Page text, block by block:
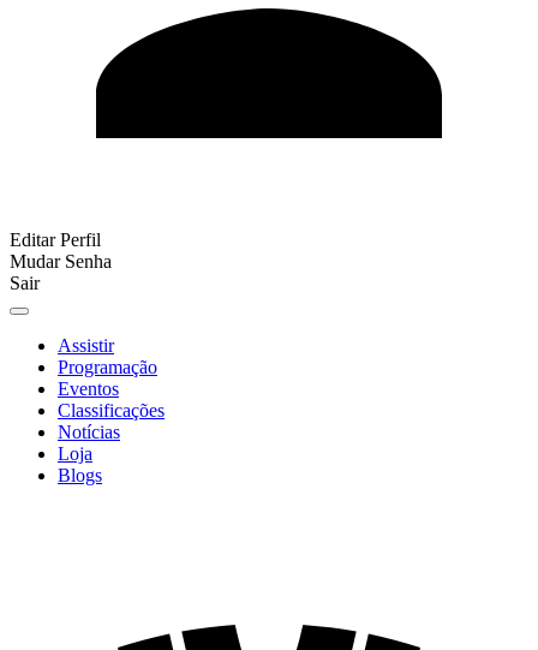
Editar Perfil
Mudar Senha
Sair
Assistir
Programação
Eventos
Classificações
Notícias
Loja
Blogs